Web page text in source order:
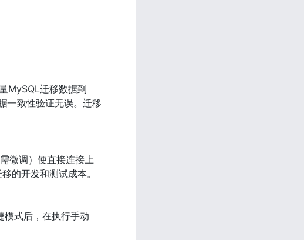
MySQL迁移数据到
一致性验证无误。迁移
微调）便直接连接上
的开发和测试成本。
模式后，在执行手动